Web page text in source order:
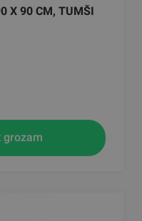
X 90 CM, TUMŠI
grozam